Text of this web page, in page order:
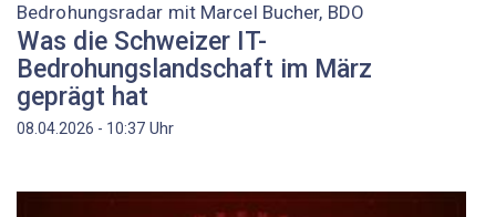
Bedrohungsradar mit Marcel Bucher, BDO
Was die Schweizer IT-
Bedrohungslandschaft im März
geprägt hat
08.04.2026 - 10:37 Uhr